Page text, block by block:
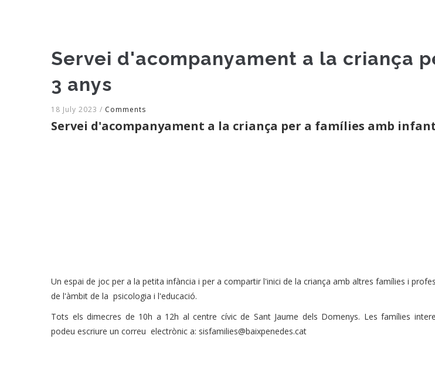
Servei d'acompanyament a la criança
3 anys
18 July 2023 / Comments
Servei d'acompanyament a la criança per a famílies amb
Un espai de joc per a la petita infància i per a compartir l'inici de la criança amb altres famílies i
de l'àmbit de la psicologia i l'educació.
Tots els dimecres de 10h a 12h al centre cívic de Sant Jaume dels Domenys. Les famílies
podeu escriure un correu electrònic a: sisfamilies@baixpenedes.cat